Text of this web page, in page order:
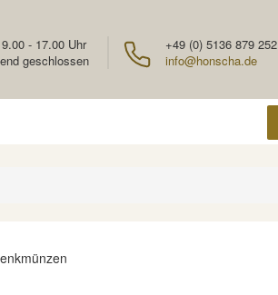
+49 (0) 5136 879 252
info@honscha.de
- 17.00 Uhr
geschlossen